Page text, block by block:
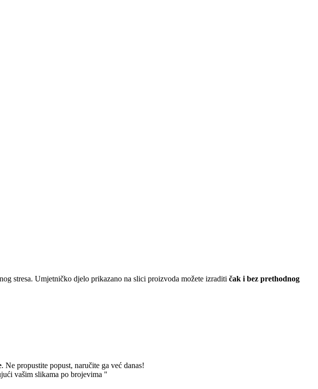
stresa. Umjetničko djelo prikazano na slici proizvoda možete izraditi čak i bez prethodnog
. Ne propustite popust, naručite ga već danas!
vašim slikama po brojevima "